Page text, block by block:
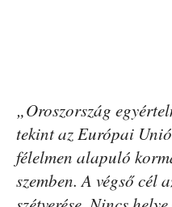
„Oroszország
tekint az Európai
félelmen alapuló
szemben. A végső cél